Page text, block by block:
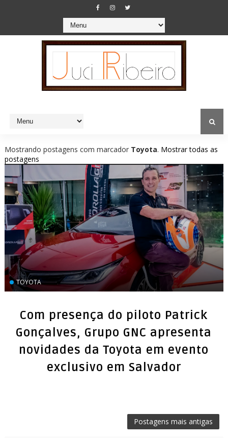
Mostrando postagens com marcador Toyota. Mostrar todas as
postagens
TOYOTA
Com presença do piloto Patrick
Gonçalves, Grupo GNC apresenta
novidades da Toyota em evento
exclusivo em Salvador
Postagens mais antigas